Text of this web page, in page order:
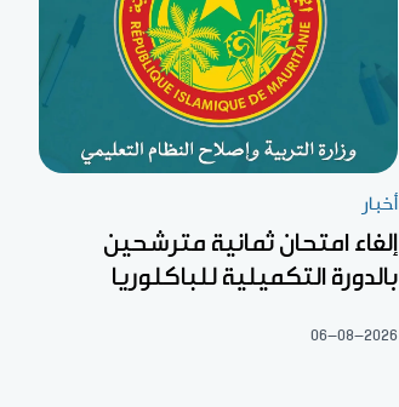
أخبار
إلغاء امتحان ثمانية مترشحين
بالدورة التكميلية للباكلوريا
06-08-2026